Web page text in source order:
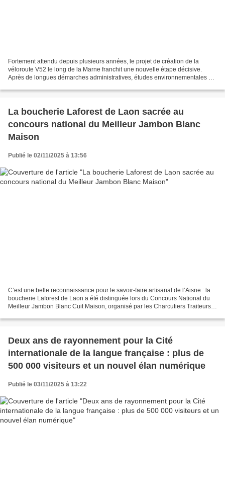
Fortement attendu depuis plusieurs années, le projet de création de la
véloroute V52 le long de la Marne franchit une nouvelle étape décisive.
Après de longues démarches administratives, études environnementales et
La boucherie Laforest de Laon sacrée au
concours national du Meilleur Jambon Blanc
Maison
Publié le 02/11/2025 à 13:56
C’est une belle reconnaissance pour le savoir-faire artisanal de l’Aisne : la
boucherie Laforest de Laon a été distinguée lors du Concours National du
Meilleur Jambon Blanc Cuit Maison, organisé par les Charcutiers Traiteurs
Deux ans de rayonnement pour la Cité
internationale de la langue française : plus de
500 000 visiteurs et un nouvel élan numérique
Publié le 03/11/2025 à 13:22